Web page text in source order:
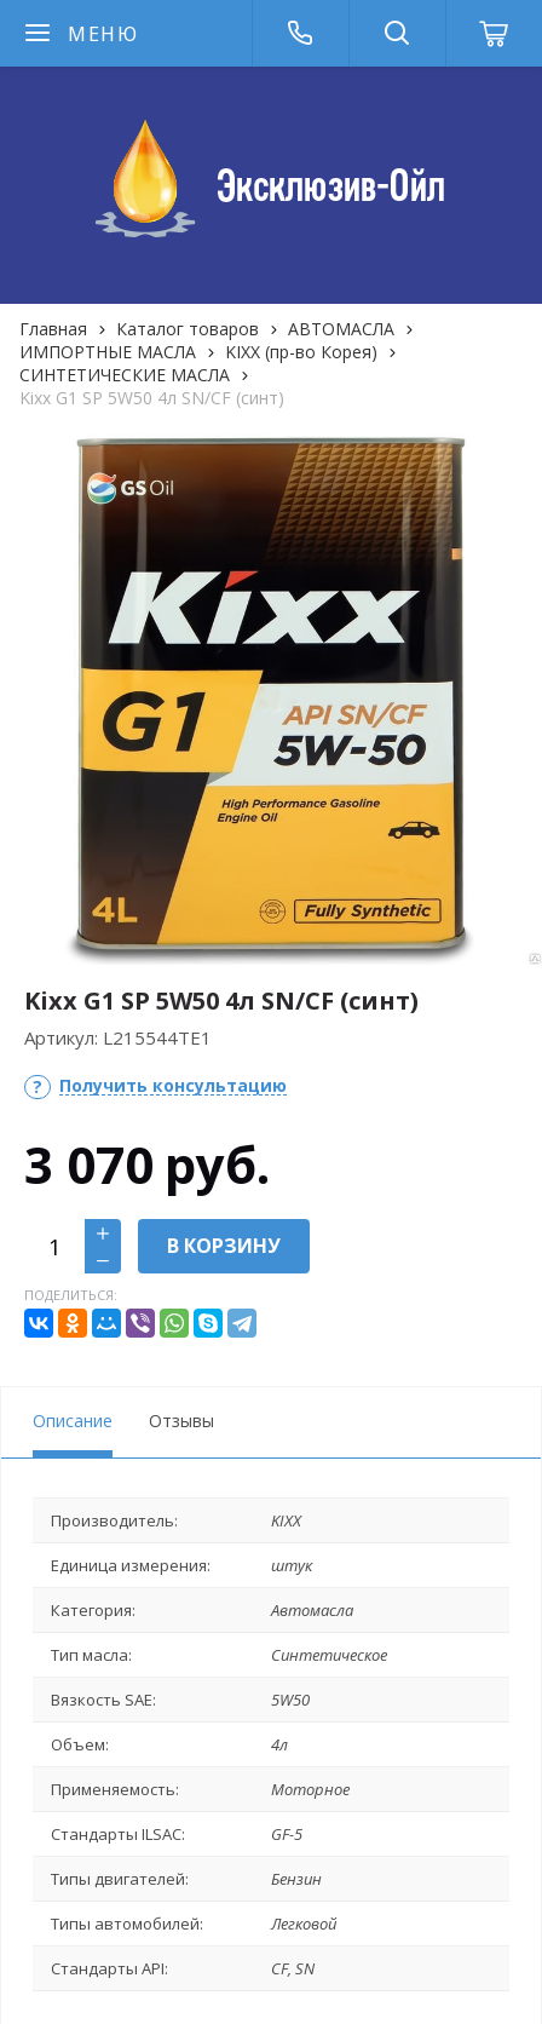
МЕНЮ
Главная Каталог товаров
АВТОМАСЛА
ИМПОРТНЫЕ МАСЛА
KIXX (пр-во Корея)
СИНТЕТИЧЕСКИЕ МАСЛА
Kixx G1 SP 5W50 4л SN/CF (синт)
Kixx G1 SP 5W50 4л SN/CF (синт)
Артикул: L215544TE1
Получить консультацию
3 070 руб.
В КОРЗИНУ
ПОДЕЛИТЬСЯ:
Описание Отзывы
Производитель: KIXX
Единица измерения: штук
Категория: Автомасла
Тип масла: Синтетическое
Вязкость SAE: 5W50
Объем: 4л
Применяемость: Моторное
Стандарты ILSAC: GF-5
Типы двигателей: Бензин
Типы автомобилей: Легковой
Стандарты API: CF, SN